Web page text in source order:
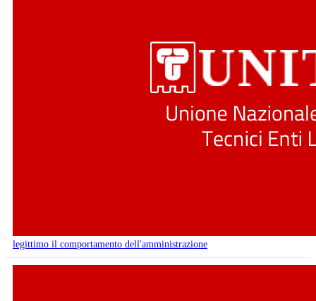
legittimo il comportamento dell'amministrazione